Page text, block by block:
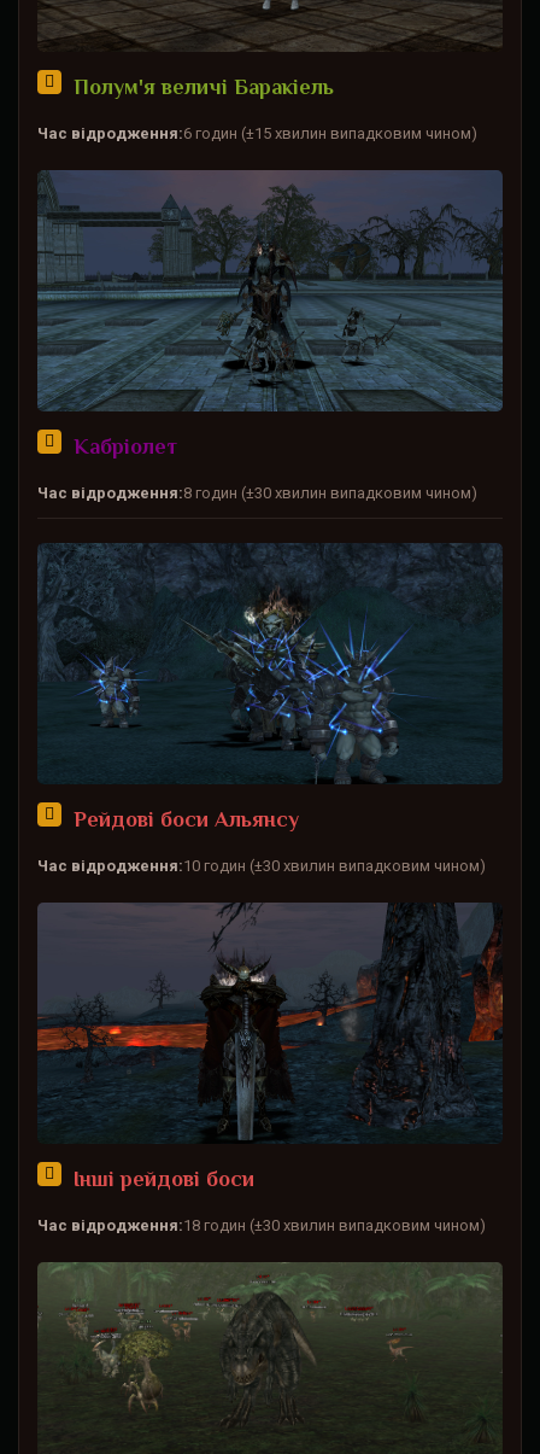
Полум'я величі Баракіель
Час відродження:6 годин (±15 хвилин випадковим чином)
Кабріолет
Час відродження:8 годин (±30 хвилин випадковим чином)
Рейдові боси Альянсу
Час відродження:10 годин (±30 хвилин випадковим чином)
Інші рейдові боси
Час відродження:18 годин (±30 хвилин випадковим чином)